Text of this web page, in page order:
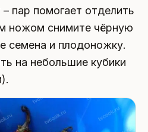
пар помогает отделить
ножом снимите чёрную
семена и плодоножку.
на небольшие кубики